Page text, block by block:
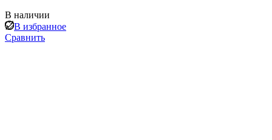
В наличии
В избранное
Сравнить